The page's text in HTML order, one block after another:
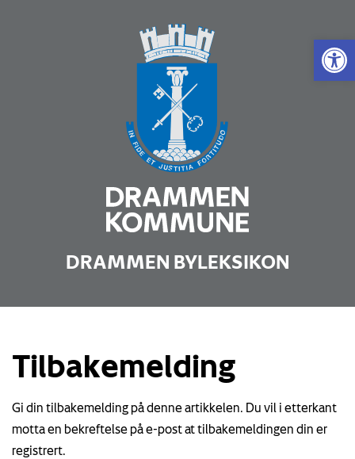
Vis
DRAMMEN BYLEKSIKON
Tilbakemelding
Gi din tilbakemelding på denne artikkelen. Du vil i etterkant
motta en bekreftelse på e-post at tilbakemeldingen din er
registrert.